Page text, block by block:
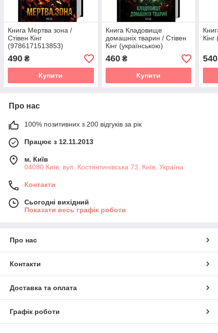
Книга Мертва зона /
Стівен Кінг
(9786171513853)
(українською)
490 ₴
Купити
Книга Кладовище
домашніх тварин / Стівен
Кінг (українською)
460₴
Купити
540
Про нас
100% позитивних з 200 відгуків за рік
Працює з 12.11.2013
м. Київ
04080 Київ, вул. Костянтинівська 73, Київ, Україна
Контакти
Сьогодні вихідний
Показати весь графік роботи
Про нас
Контакти
Доставка та оплата
Графік роботи